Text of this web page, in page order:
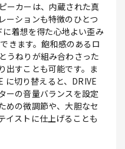
ーカーは、内蔵された真
ーションも特徴のひとつ
着想を得た心地よい歪み
きます。飽和感のあるロ
うねりが組み合わさった
出すことも可能です。ま
に切り替えると、DRIVE
ーの音量バランスを設定
めの微調節や、大胆なセ
イストに仕上げることも